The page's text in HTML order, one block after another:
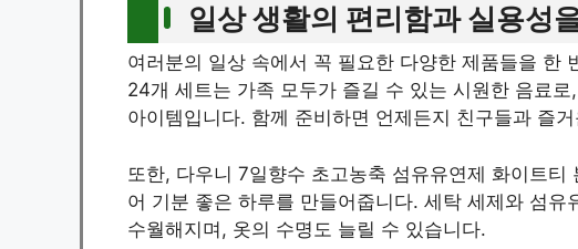
일상 생활의 편리함과 실용성
여러분의 일상 속에서 꼭 필요한 다양한 제품들을 한
24개 세트는 가족 모두가 즐길 수 있는 시원한 음료
아이템입니다. 함께 준비하면 언제든지 친구들과 즐
또한, 다우니 7일향수 초고농축 섬유유연제 화이트
어 기분 좋은 하루를 만들어줍니다. 세탁 세제와 섬
수월해지며, 옷의 수명도 늘릴 수 있습니다.